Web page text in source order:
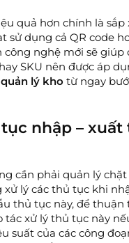
quả hơn chính là
sử dụng cả QR code
công nghệ mới sẽ
SKU nên được áp
quản lý kho từ ngay
nhập –
cần phải quản lý
lý các thủ tục khi
thủ tục này, để
tác xử lý thủ tục này
suất của các công